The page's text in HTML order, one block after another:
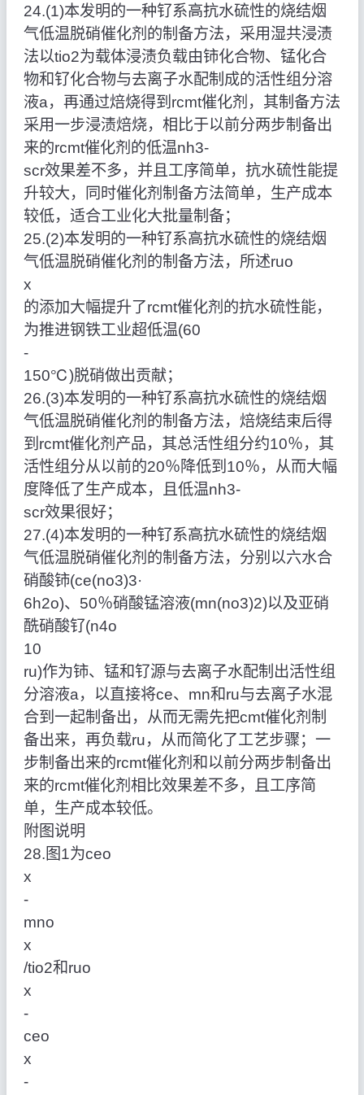
24.(1)本发明的一种钌系高抗水硫性的烧结烟
气低温脱硝催化剂的制备方法，采用湿共浸渍
法以tio2为载体浸渍负载由铈化合物、锰化合
物和钌化合物与去离子水配制成的活性组分溶
液a，再通过焙烧得到rcmt催化剂，其制备方法
采用一步浸渍焙烧，相比于以前分两步制备出
来的rcmt催化剂的低温nh3‑
scr效果差不多，并且工序简单，抗水硫性能提
升较大，同时催化剂制备方法简单，生产成本
较低，适合工业化大批量制备；
25.(2)本发明的一种钌系高抗水硫性的烧结烟
气低温脱硝催化剂的制备方法，所述ruo
x
的添加大幅提升了rcmt催化剂的抗水硫性能，
为推进钢铁工业超低温(60
‑
150℃)脱硝做出贡献；
26.(3)本发明的一种钌系高抗水硫性的烧结烟
气低温脱硝催化剂的制备方法，焙烧结束后得
到rcmt催化剂产品，其总活性组分约10％，其
活性组分从以前的20％降低到10％，从而大幅
度降低了生产成本，且低温nh3‑
scr效果很好；
27.(4)本发明的一种钌系高抗水硫性的烧结烟
气低温脱硝催化剂的制备方法，分别以六水合
硝酸铈(ce(no3)3·
6h2o)、50％硝酸锰溶液(mn(no3)2)以及亚硝
酰硝酸钌(n4o
10
ru)作为铈、锰和钌源与去离子水配制出活性组
分溶液a，以直接将ce、mn和ru与去离子水混
合到一起制备出，从而无需先把cmt催化剂制
备出来，再负载ru，从而简化了工艺步骤；一
步制备出来的rcmt催化剂和以前分两步制备出
来的rcmt催化剂相比效果差不多，且工序简
单，生产成本较低。
附图说明
28.图1为ceo
x
‑
mno
x
/tio2和ruo
x
‑
ceo
x
‑